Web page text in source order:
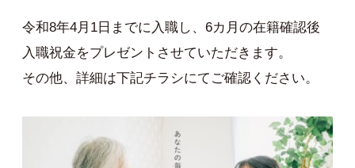
令和8年4月1日までに入職し、6カ月の在籍確認後
入職祝金をプレゼントさせていただきます。
その他、詳細は下記チラシにてご確認ください。